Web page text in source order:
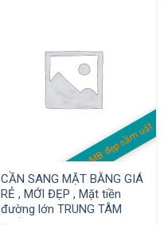
MB đẹp sầm uất
CẦN SANG MẶT BẰNG GIÁ
RẺ , MỚI ĐẸP , Mặt tiền
đường lớn TRUNG TÂM